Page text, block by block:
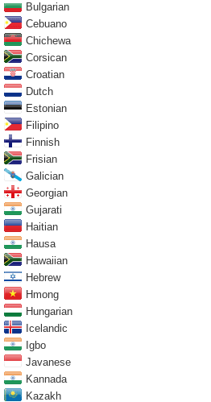
Bulgarian
Cebuano
Chichewa
Corsican
Croatian
Dutch
Estonian
Filipino
Finnish
Frisian
Galician
Georgian
Gujarati
Haitian
Hausa
Hawaiian
Hebrew
Hmong
Hungarian
Icelandic
Igbo
Javanese
Kannada
Kazakh